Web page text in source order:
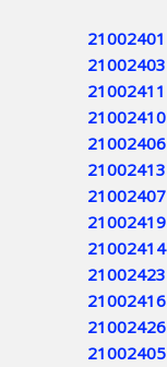
21002401
21002403
21002411
21002410
21002406
21002413
21002407
21002419
21002414
21002423
21002416
21002426
21002405